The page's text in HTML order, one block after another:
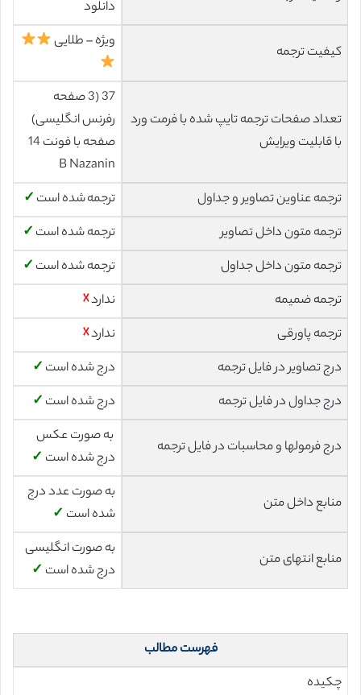
دانلود
کیفیت ترجمه
ویژه – طلایی
تعداد صفحات ترجمه تایپ شده با فرمت ورد
با قابلیت ویرایش
37 (3 صفحه
رفرنس انگلیسی)
صفحه با فونت 14
B Nazanin
ترجمه عناوین تصاویر و جداول
ترجمه شده است ✓
ترجمه متون داخل تصاویر
ترجمه شده است ✓
ترجمه متون داخل جداول
ترجمه شده است ✓
ترجمه ضمیمه
ندارد☓
ترجمه پاورقی
ندارد☓
درج تصاویر در فایل ترجمه
درج شده است ✓
درج جداول در فایل ترجمه
درج شده است ✓
درج فرمولها و محاسبات در فایل ترجمه
به صورت عکس
درج شده است ✓
منابع داخل متن
به صورت عدد درج
شده است ✓
منابع انتهای متن
به صورت انگلیسی
درج شده است ✓
فهرست مطالب
چکیده